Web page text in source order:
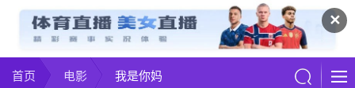
✕
首页 电影 我是你妈